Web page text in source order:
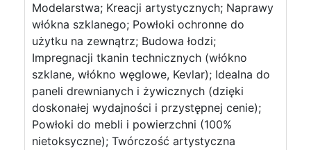
Modelarstwa; Kreacji artystycznych; Naprawy
włókna szklanego; Powłoki ochronne do
użytku na zewnątrz; Budowa łodzi;
Impregnacji tkanin technicznych (włókno
szklane, włókno węglowe, Kevlar); Idealna do
paneli drewnianych i żywicznych (dzięki
doskonałej wydajności i przystępnej cenie);
Powłoki do mebli i powierzchni (100%
nietoksyczne); Twórczość artystyczna